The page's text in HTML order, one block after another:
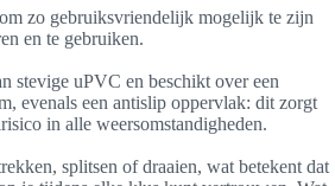
zo gebruiksvriendelijk mogelijk te zijn
en te gebruiken.
stevige uPVC en beschikt over een
evenals een antislip oppervlak: dit zorgt
in alle weersomstandigheden.
splitsen of draaien, wat betekent dat